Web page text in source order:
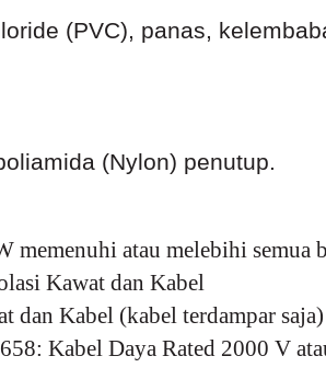
(PVC), panas,
(Nylon) penutup.
atau melebihi semua
Kawat dan Kabel
dan Kabel (kabel terdampar saja)
Kabel Daya Rated 2000 V